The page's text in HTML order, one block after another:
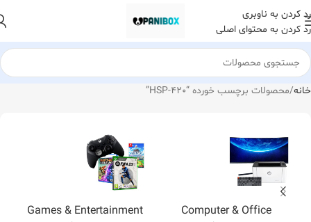
رد کردن به ناوبری
رد کردن به محتوای اصلی
خانه محصولات برچسب خورده “HSP-420”
Computer & Office
Games & Entertainment